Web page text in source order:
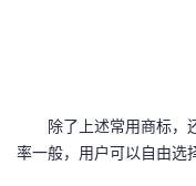
除了上述常用商标，还
率一般，用户可以自由选